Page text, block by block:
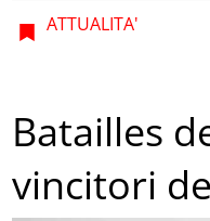
ATTUALITA'
Batailles
vincitori